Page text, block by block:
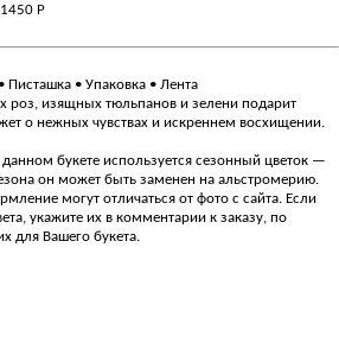
Р
Писташка • Упаковка • Лента
роз, изящных тюльпанов и зелени подарит
о нежных чувствах и искреннем восхищении.
букете используется сезонный цветок —
он может быть заменен на альстромерию.
могут отличаться от фото с сайта. Если
укажите их в комментарии к заказу, по
для Вашего букета.